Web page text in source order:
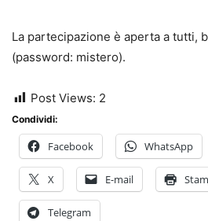
La partecipazione è aperta a tutti,
(password: mistero).
Post Views: 2
Condividi:
Facebook WhatsApp
X E-mail
Telegram